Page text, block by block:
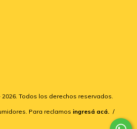
Todos los derechos reservados.
Para reclamos ingresá acá. /